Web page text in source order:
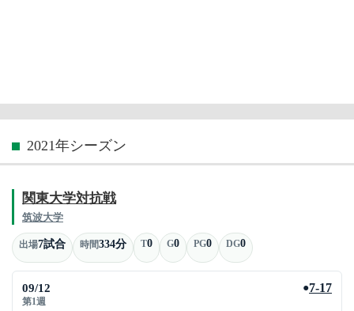
2021年シーズン
関東大学対抗戦
筑波大学
出場7試合 時間334分 T0 G0 PG0 DG0
09/12
第1週
●7-17